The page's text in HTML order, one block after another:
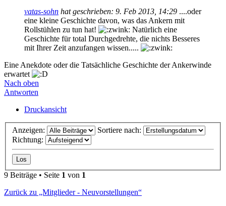
vatas-sohn hat geschrieben: 9. Feb 2013, 14:29 ....oder
eine kleine Geschichte davon, was das Ankern mit
Rollstühlen zu tun hat!
Natürlich eine
Geschichte für total Durchgedrehte, die nichts Besseres
mit Ihrer Zeit anzufangen wissen.....
Eine Anekdote oder die Tatsächliche Geschichte der Ankerwinde
erwartet
Nach oben
Antworten
Druckansicht
Anzeigen:
Sortiere nach:
Richtung:
9 Beiträge • Seite 1 von 1
Zurück zu „Mitglieder - Neuvorstellungen“